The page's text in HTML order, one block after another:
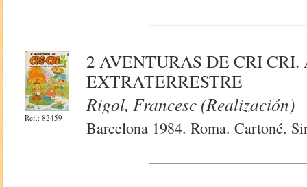
Ref.: 82459
2 AVENTURAS DE CRI
EXTRATERRESTRE
Rigol, Francesc (Realización)
Barcelona 1984. Roma. Cartoné.